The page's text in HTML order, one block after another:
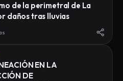
de la perimetral de La
daños tras lluvias
EN LA
DE